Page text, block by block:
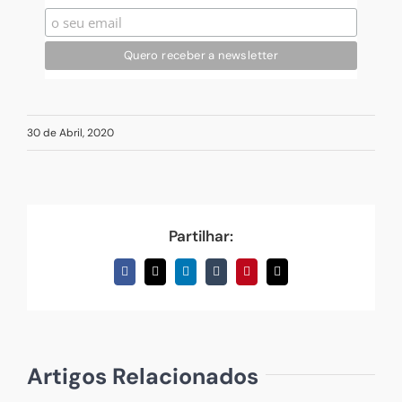
30 de Abril, 2020
Partilhar:
Facebook
X LinkedInTumblrPinterestEmail
(necessário
Artigos Relacionados